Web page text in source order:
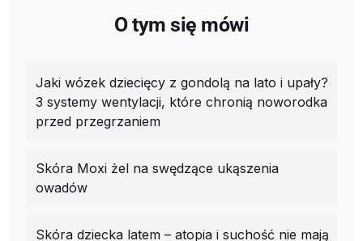
O tym się mówi
Jaki wózek dziecięcy z gondolą na lato i upały?
3 systemy wentylacji, które chronią noworodka
przed przegrzaniem
Skóra Moxi żel na swędzące ukąszenia
owadów
Skóra dziecka latem – atopia i suchość nie mają